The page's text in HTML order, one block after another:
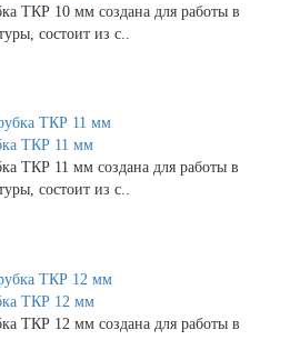
ТКР 10 мм создана для работы в
состоит из с..
ТКР 11 мм
ТКР 11 мм создана для работы в
состоит из с..
ТКР 12 мм
ТКР 12 мм создана для работы в